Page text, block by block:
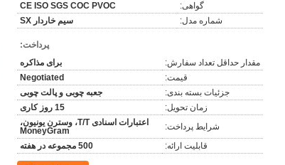
گواهی:
CE ISO SGS COC PVOC
شماره مدل:
سیم خاردار SX
پرداخت:
مقدار حداقل تعداد سفارش:
برای مذاکره
قیمت:
Negotiated
جزئیات بسته بندی:
جعبه چوبی و پالت چوبی
زمان تحویل:
15 روز کاری
شرایط پرداخت:
اعتبارات اسنادی T/T، وسترن یونیون،
MoneyGram
قابلیت ارائه:
500 مجموعه در هفته